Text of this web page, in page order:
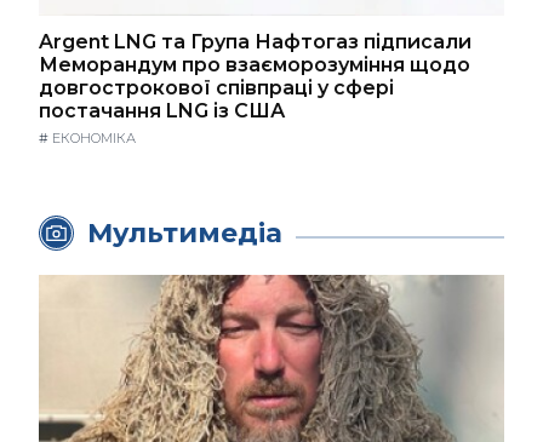
Argent LNG та Група Нафтогаз підписали
Меморандум про взаєморозуміння щодо
довгострокової співпраці у сфері
постачання LNG із США
# ЕКОНОМІКА
Мультимедіа